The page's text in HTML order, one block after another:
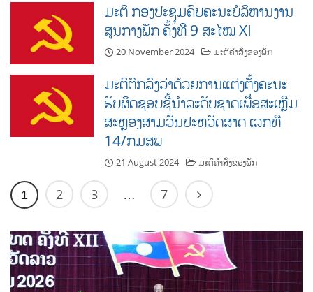
ມະຕິ ກອງປະຊຸມຄົບຄະນະບໍລິຫານງານ
ສູນກາງພັກ ຄັ້ງທີ 9 ສະໄໝ XI
20 November 2024 ມະຕິຄຳສັ່ງຂອງພັກ
ມະຕິຕົກລົງວ່າດ້ວຍການແຕ່ງຕັ້ງຄະນະ
ຮັບຜິດຊອບຊີ້ນຳລະດັບຊາດເພື່ອສະເຫຼີມ
ສະຫຼອງສາມວັນປະຫວັດສາດ ເລກທີ
14/ກມສພ
21 August 2024 ມະຕິຄຳສັ່ງຂອງພັກ
1 2 3 … 7